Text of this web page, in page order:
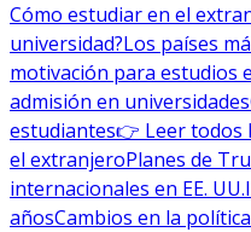
Cómo estudiar en el
universidad?Los países
motivación para estudios
admisión en universidades
estudiantes👉 Leer todos
el extranjeroPlanes de
internacionales en EE. UU.
añosCambios en la política